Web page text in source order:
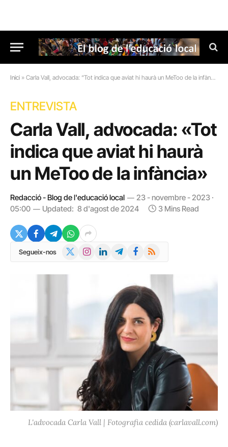
Inici » Carla Vall, advocada: “Tot indica que aviat hi haurà un MeToo de la infància”
ENTREVISTA
Carla Vall, advocada: «Tot
indica que aviat hi haurà
un MeToo de la infància»
Redacció - Blog de l'educació local
23 - novembre - 2023 ·
05:00
Updated: 8 d'agost de 2024 3 Mins Read
Segueix-nos InstagramLinkedInTelegramFacebook
RSS
L'advocada Carla Vall | Fotografia cedida (carlavall.com)